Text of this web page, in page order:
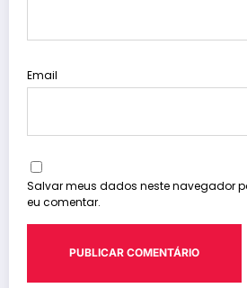
Email
Salvar meus dados neste navegador
eu comentar.